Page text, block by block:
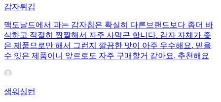
감자튀김
맥도날드에서 파는 감자칩은 확실히 다른브랜드보다 좀더 바
삭하고 적절히 짭짤해서 자주 사먹곤 합니다. 감자 자체가 좋
은 제품으로만 해서 그런지 깔끔한 맛이 아주 우수해요. 믿을
수 잇은 제품이니 앞르로도 자주 구매할거 같아요. 추천해요
샘워싱턴